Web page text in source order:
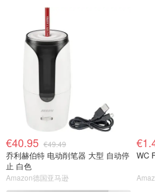
€40.95 €49.49
乔利赫伯特 电动削笔器 大型 自动停
止 白色
Amazon德国亚马逊
WC